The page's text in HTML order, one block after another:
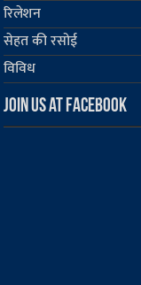
रिलेशन
सेहत की रसोई
विविध
Join us at Facebook